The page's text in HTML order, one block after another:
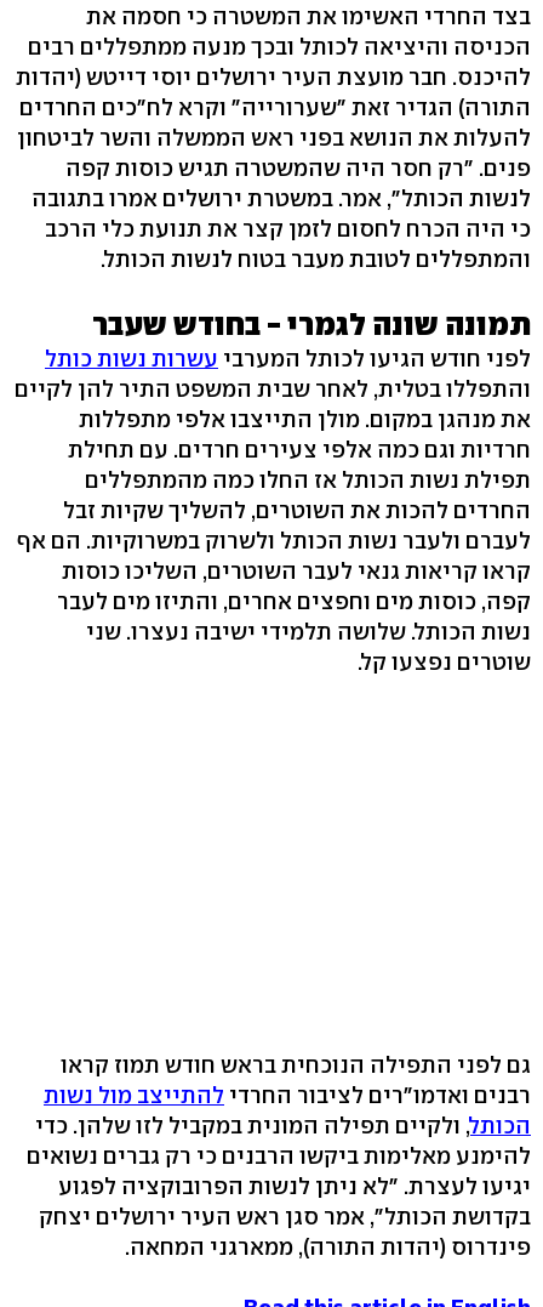
בצד החרדי האשימו את המשטרה כי חסמה את
הכניסה והיציאה לכותל ובכך מנעה ממתפללים רבים
להיכנס. חבר מועצת העיר ירושלים יוסי דייטש (יהדות
התורה) הגדיר זאת "שערורייה" וקרא לח"כים החרדים
להעלות את הנושא בפני ראש הממשלה והשר לביטחון
פנים. "רק חסר היה שהמשטרה תגיש כוסות קפה
לנשות הכותל", אמר. במשטרת ירושלים אמרו בתגובה
כי היה הכרח לחסום לזמן קצר את תנועת כלי הרכב
והמתפללים לטובת מעבר בטוח לנשות הכותל.
תמונה שונה לגמרי - בחודש שעבר
לפני חודש הגיעו לכותל המערבי עשרות נשות כותל
והתפללו בטלית, לאחר שבית המשפט התיר להן לקיים
את מנהגן במקום. מולן התייצבו אלפי מתפללות
חרדיות וגם כמה אלפי צעירים חרדים. עם תחילת
תפילת נשות הכותל אז החלו כמה מהמתפללים
החרדים להכות את השוטרים, להשליך שקיות זבל
לעברם ולעבר נשות הכותל ולשרוק במשרוקיות. הם אף
קראו קריאות גנאי לעבר השוטרים, השליכו כוסות
קפה, כוסות מים וחפצים אחרים, והתיזו מים לעבר
נשות הכותל. שלושה תלמידי ישיבה נעצרו. שני
שוטרים נפצעו קל.
גם לפני התפילה הנוכחית בראש חודש תמוז קראו
רבנים ואדמו"רים לציבור החרדי להתייצב מול נשות
הכותל, ולקיים תפילה המונית במקביל לזו שלהן. כדי
להימנע מאלימות ביקשו הרבנים כי רק גברים נשואים
יגיעו לעצרת. "לא ניתן לנשות הפרובוקציה לפגוע
בקדושת הכותל", אמר סגן ראש העיר ירושלים יצחק
פינדרוס (יהדות התורה), ממארגני המחאה.